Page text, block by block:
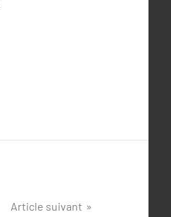
Article suivant